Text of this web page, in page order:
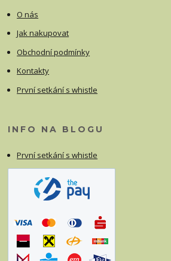
O nás
Jak nakupovat
Obchodní podmínky
Kontakty
První setkání s whistle
INFO NA BLOGU
První setkání s whistle